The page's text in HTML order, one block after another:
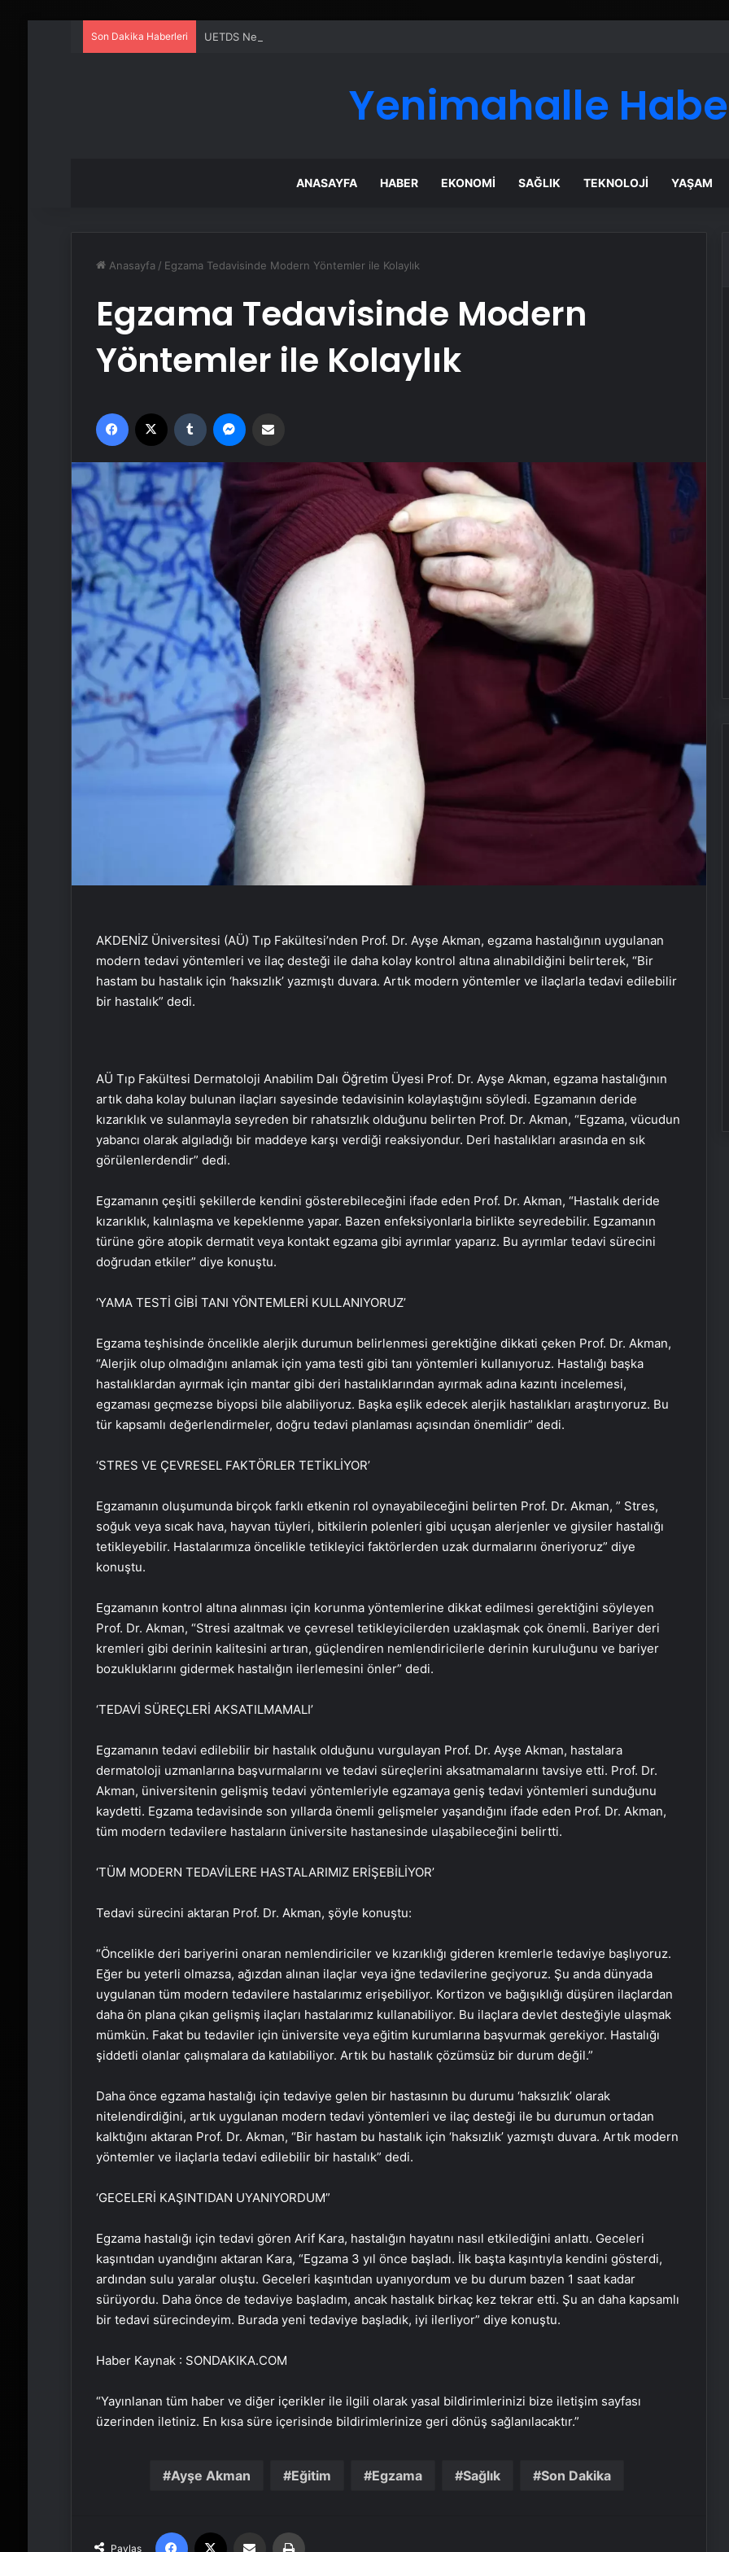
Son Dakika Haberleri UETDS Nedir ? Uetds.com İle Akıllı Dijital Taşımacılık Yazılımı
Yenimahalle
ANASAYFA HABER EKONOMI SAĞLIK TEKNOLOJI YAŞAM
Anasayfa / Egzama Tedavisinde Modern Yöntemler ile Kolaylık
Egzama Tedavisinde Modern
Yöntemler ile Kolaylık
Facebook Tumblr
AKDENİZ Üniversitesi (AÜ) Tıp Fakültesi’nden Prof. Dr. Ayşe Akman, egzama hastalığının uygulanan
modern tedavi yöntemleri ve ilaç desteği ile daha kolay kontrol altına alınabildiğini belirterek, “Bir
hastam bu hastalık için ‘haksızlık’ yazmıştı duvara. Artık modern yöntemler ve ilaçlarla tedavi edilebilir
bir hastalık” dedi.
AÜ Tıp Fakültesi Dermatoloji Anabilim Dalı Öğretim Üyesi Prof. Dr. Ayşe Akman, egzama hastalığının
artık daha kolay bulunan ilaçları sayesinde tedavisinin kolaylaştığını söyledi. Egzamanın deride
kızarıklık ve sulanmayla seyreden bir rahatsızlık olduğunu belirten Prof. Dr. Akman, “Egzama, vücudun
yabancı olarak algıladığı bir maddeye karşı verdiği reaksiyondur. Deri hastalıkları arasında en sık
görülenlerdendir” dedi.
Egzamanın çeşitli şekillerde kendini gösterebileceğini ifade eden Prof. Dr. Akman, “Hastalık deride
kızarıklık, kalınlaşma ve kepeklenme yapar. Bazen enfeksiyonlarla birlikte seyredebilir. Egzamanın
türüne göre atopik dermatit veya kontakt egzama gibi ayrımlar yaparız. Bu ayrımlar tedavi sürecini
doğrudan etkiler” diye konuştu.
‘YAMA TESTİ GİBİ TANI YÖNTEMLERİ KULLANIYORUZ’
Egzama teşhisinde öncelikle alerjik durumun belirlenmesi gerektiğine dikkati çeken Prof. Dr. Akman,
“Alerjik olup olmadığını anlamak için yama testi gibi tanı yöntemleri kullanıyoruz. Hastalığı başka
hastalıklardan ayırmak için mantar gibi deri hastalıklarından ayırmak adına kazıntı incelemesi,
egzaması geçmezse biyopsi bile alabiliyoruz. Başka eşlik edecek alerjik hastalıkları araştırıyoruz. Bu
tür kapsamlı değerlendirmeler, doğru tedavi planlaması açısından önemlidir” dedi.
‘STRES VE ÇEVRESEL FAKTÖRLER TETİKLİYOR’
Egzamanın oluşumunda birçok farklı etkenin rol oynayabileceğini belirten Prof. Dr. Akman, ” Stres,
soğuk veya sıcak hava, hayvan tüyleri, bitkilerin polenleri gibi uçuşan alerjenler ve giysiler hastalığı
tetikleyebilir. Hastalarımıza öncelikle tetikleyici faktörlerden uzak durmalarını öneriyoruz” diye
konuştu.
Egzamanın kontrol altına alınması için korunma yöntemlerine dikkat edilmesi gerektiğini söyleyen
Prof. Dr. Akman, “Stresi azaltmak ve çevresel tetikleyicilerden uzaklaşmak çok önemli. Bariyer deri
kremleri gibi derinin kalitesini artıran, güçlendiren nemlendiricilerle derinin kuruluğunu ve bariyer
bozukluklarını gidermek hastalığın ilerlemesini önler” dedi.
‘TEDAVİ SÜREÇLERİ AKSATILMAMALI’
Egzamanın tedavi edilebilir bir hastalık olduğunu vurgulayan Prof. Dr. Ayşe Akman, hastalara
dermatoloji uzmanlarına başvurmalarını ve tedavi süreçlerini aksatmamalarını tavsiye etti. Prof. Dr.
Akman, üniversitenin gelişmiş tedavi yöntemleriyle egzamaya geniş tedavi yöntemleri sunduğunu
kaydetti. Egzama tedavisinde son yıllarda önemli gelişmeler yaşandığını ifade eden Prof. Dr. Akman,
tüm modern tedavilere hastaların üniversite hastanesinde ulaşabileceğini belirtti.
‘TÜM MODERN TEDAVİLERE HASTALARIMIZ ERİŞEBİLİYOR’
Tedavi sürecini aktaran Prof. Dr. Akman, şöyle konuştu:
“Öncelikle deri bariyerini onaran nemlendiriciler ve kızarıklığı gideren kremlerle tedaviye başlıyoruz.
Eğer bu yeterli olmazsa, ağızdan alınan ilaçlar veya iğne tedavilerine geçiyoruz. Şu anda dünyada
uygulanan tüm modern tedavilere hastalarımız erişebiliyor. Kortizon ve bağışıklığı düşüren ilaçlardan
daha ön plana çıkan gelişmiş ilaçları hastalarımız kullanabiliyor. Bu ilaçlara devlet desteğiyle ulaşmak
mümkün. Fakat bu tedaviler için üniversite veya eğitim kurumlarına başvurmak gerekiyor. Hastalığı
şiddetli olanlar çalışmalara da katılabiliyor. Artık bu hastalık çözümsüz bir durum değil.”
Daha önce egzama hastalığı için tedaviye gelen bir hastasının bu durumu ‘haksızlık’ olarak
nitelendirdiğini, artık uygulanan modern tedavi yöntemleri ve ilaç desteği ile bu durumun ortadan
kalktığını aktaran Prof. Dr. Akman, “Bir hastam bu hastalık için ‘haksızlık’ yazmıştı duvara. Artık modern
yöntemler ve ilaçlarla tedavi edilebilir bir hastalık” dedi.
‘GECELERİ KAŞINTIDAN UYANIYORDUM”
Egzama hastalığı için tedavi gören Arif Kara, hastalığın hayatını nasıl etkilediğini anlattı. Geceleri
kaşıntıdan uyandığını aktaran Kara, “Egzama 3 yıl önce başladı. İlk başta kaşıntıyla kendini gösterdi,
ardından sulu yaralar oluştu. Geceleri kaşıntıdan uyanıyordum ve bu durum bazen 1 saat kadar
sürüyordu. Daha önce de tedaviye başladım, ancak hastalık birkaç kez tekrar etti. Şu an daha kapsamlı
bir tedavi sürecindeyim. Burada yeni tedaviye başladık, iyi ilerliyor” diye konuştu.
Haber Kaynak : SONDAKIKA.COM
“Yayınlanan tüm haber ve diğer içerikler ile ilgili olarak yasal bildirimlerinizi bize iletişim sayfası
üzerinden iletiniz. En kısa süre içerisinde bildirimlerinize geri dönüş sağlanılacaktır.”
Ayşe Akman Eğitim Egzama Sağlık Son Dakika
Paylaş
Facebook Email'den paylaş
Yangında Yaşlı Çift Hayatını
Kaybetti
Köyceğiz’de Sazlık Alanda Yangın
Çıktı